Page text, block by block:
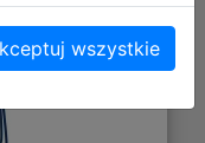
wszystkie